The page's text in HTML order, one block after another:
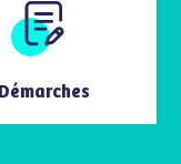
Démarches